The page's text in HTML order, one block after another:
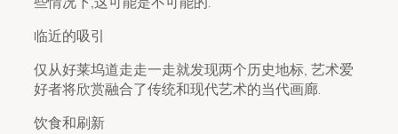
临近的吸引
仅从好莱坞道走走一走就发现两个历史地标, 艺术爱
好者将欣赏融合了传统和现代艺术的当代画廊.
饮食和刷新